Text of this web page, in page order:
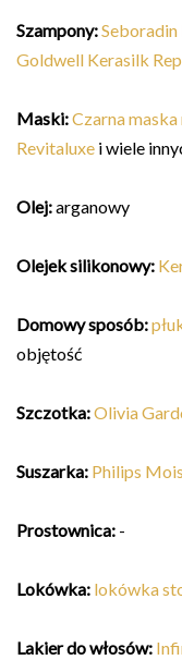
Szampony:Seboradin
Goldwell Kerasilk
Maski:Czarna
Revitaluxe i wiele
Olej:arganowy
Olejek silikonowy:
Domowy sposób:
objętość
Szczotka:Olivia
Suszarka: Philips
Prostownica: -
Lokówka: lokówka
Lakier do włosów: